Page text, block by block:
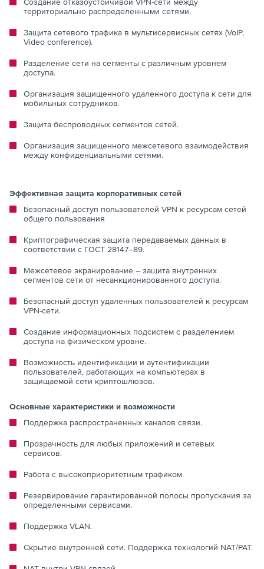
территориально распределенными сетями.
Защита сетевого трафика в мультисервисных сетях (VoIP,
Video conference).
Разделение сети на сегменты с различным уровнем
доступа.
Организация защищенного удаленного доступа к сети для
мобильных сотрудников.
Защита беспроводных сегментов сетей.
Организация защищенного межсетевого взаимодействия
между конфиденциальными сетями.
Эффективная защита корпоративных сетей
Безопасный доступ пользователей VPN к ресурсам сетей
общего пользования
Криптографическая защита передаваемых данных в
соответствии с ГОСТ 28147–89.
Межсетевое экранирование – защита внутренних
сегментов сети от несанкционированного доступа.
Безопасный доступ удаленных пользователей к ресурсам
VPN-сети.
Создание информационных подсистем с разделением
доступа на физическом уровне.
Возможность идентификации и аутентификации
пользователей, работающих на компьютерах в
защищаемой сети криптошлюзов.
Основные характеристики и возможности
Поддержка распространенных каналов связи.
Прозрачность для любых приложений и сетевых
сервисов.
Работа с высокоприоритетным трафиком.
Резервирование гарантированной полосы пропускания за
определенными сервисами.
Поддержка VLAN.
Скрытие внутренней сети. Поддержка технологий NAT/PAT.